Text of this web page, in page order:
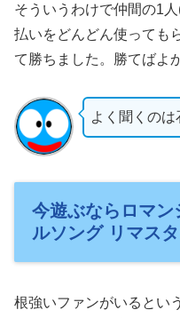
そういうわけで仲間の1
払いをどんどん使っても
て勝ちました。勝てばよ
よく聞くのは
今遊ぶならロマン
ルソング リマス
根強いファンがいるとい